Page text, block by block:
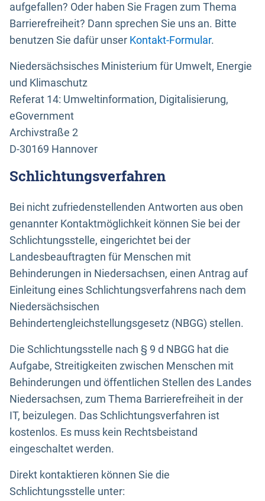
aufgefallen? Oder haben Sie Fragen zum Thema
Barrierefreiheit? Dann sprechen Sie uns an. Bitte
benutzen Sie dafür unser Kontakt-Formular.
Niedersächsisches Ministerium für Umwelt, Energie
und Klimaschutz
Referat 14: Umweltinformation, Digitalisierung,
eGovernment
Archivstraße 2
D-30169 Hannover
Schlichtungsverfahren
Bei nicht zufriedenstellenden Antworten aus oben
genannter Kontaktmöglichkeit können Sie bei der
Schlichtungsstelle, eingerichtet bei der
Landesbeauftragten für Menschen mit
Behinderungen in Niedersachsen, einen Antrag auf
Einleitung eines Schlichtungsverfahrens nach dem
Niedersächsischen
Behindertengleichstellungsgesetz (NBGG) stellen.
Die Schlichtungsstelle nach § 9 d NBGG hat die
Aufgabe, Streitigkeiten zwischen Menschen mit
Behinderungen und öffentlichen Stellen des Landes
Niedersachsen, zum Thema Barrierefreiheit in der
IT, beizulegen. Das Schlichtungsverfahren ist
kostenlos. Es muss kein Rechtsbeistand
eingeschaltet werden.
Direkt kontaktieren können Sie die
Schlichtungsstelle unter: